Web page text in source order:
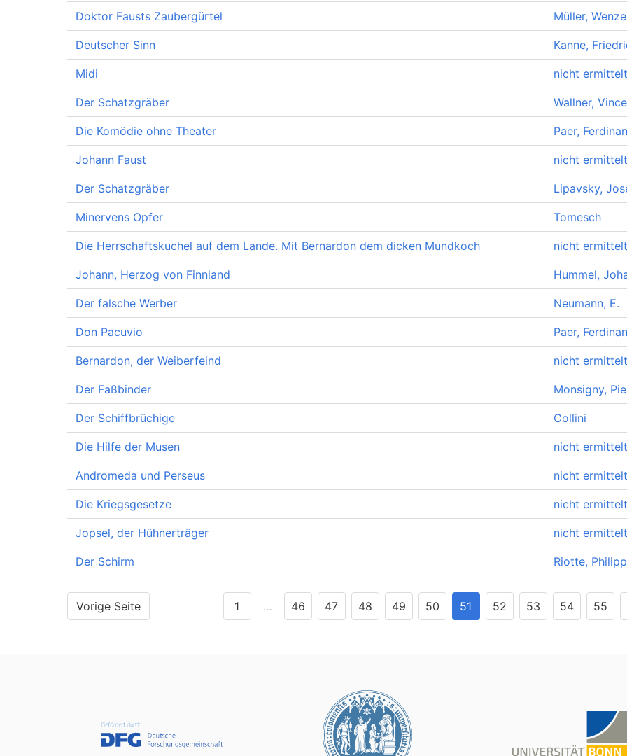
Doktor Fausts Zaubergürtel Müller,
Deutscher Sinn Kanne,
Midi nicht ermittelt
Der Schatzgräber Wallner,
Die Komödie ohne Theater Paer,
Johann Faust nicht ermittelt
Der Schatzgräber Lipavsky,
Minervens Opfer Tomesch
Die Herrschaftskuchel auf dem Lande. Mit Bernardon dem dicken Mundkoch nicht ermittelt
Johann, Herzog von Finnland Hummel,
Der falsche Werber Neumann, E.
Don Pacuvio Paer,
Bernardon, der Weiberfeind nicht ermittelt
Der Faßbinder Monsigny,
Der Schiffbrüchige Collini
Die Hilfe der Musen nicht ermittelt
Andromeda und Perseus nicht ermittelt
Die Kriegsgesetze nicht ermittelt
Jopsel, der Hühnerträger nicht ermittelt
Der Schirm Riotte,
Vorige Seite 1 … 46 47 48 49 50 51 52 53 54 55